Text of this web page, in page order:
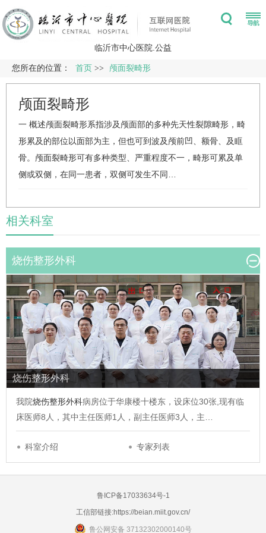
临沂市中心医院.公益
您所在的位置： 首页 >> 颅面裂畸形
颅面裂畸形
一 概述颅面裂畸形系指涉及颅面部的多种先天性裂隙畸形，畸
形累及的部位以面部为主，但也可到波及颅前凹、额骨、及眶
骨。颅面裂畸形可有多种类型、严重程度不一，畸形可累及单
侧或双侧，在同一患者，双侧可发生不同…
相关科室
烧伤整形外科
烧伤整形外科
我院烧伤整形外科病房位于华康楼十楼东，设床位30张,现有临
床医师8人，其中主任医师1人，副主任医师3人，主…
科室介绍 专家列表
鲁ICP备17033634号-1
工信部链接:https://beian.miit.gov.cn/
鲁公网安备 37132302000140号